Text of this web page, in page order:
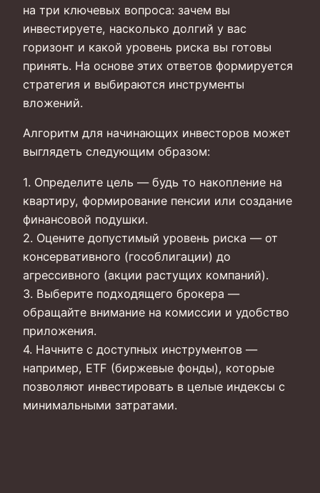
на три ключевых вопроса: зачем вы
инвестируете, насколько долгий у вас
горизонт и какой уровень риска вы готовы
принять. На основе этих ответов формируется
стратегия и выбираются инструменты
вложений.
Алгоритм для начинающих инвесторов может
выглядеть следующим образом:
1. Определите цель — будь то накопление на
квартиру, формирование пенсии или создание
финансовой подушки.
2. Оцените допустимый уровень риска — от
консервативного (гособлигации) до
агрессивного (акции растущих компаний).
3. Выберите подходящего брокера —
обращайте внимание на комиссии и удобство
приложения.
4. Начните с доступных инструментов —
например, ETF (биржевые фонды), которые
позволяют инвестировать в целые индексы с
минимальными затратами.